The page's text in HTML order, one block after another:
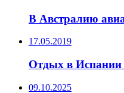
В Австралию
17.05.2019
Отдых в Испании
09.10.2025